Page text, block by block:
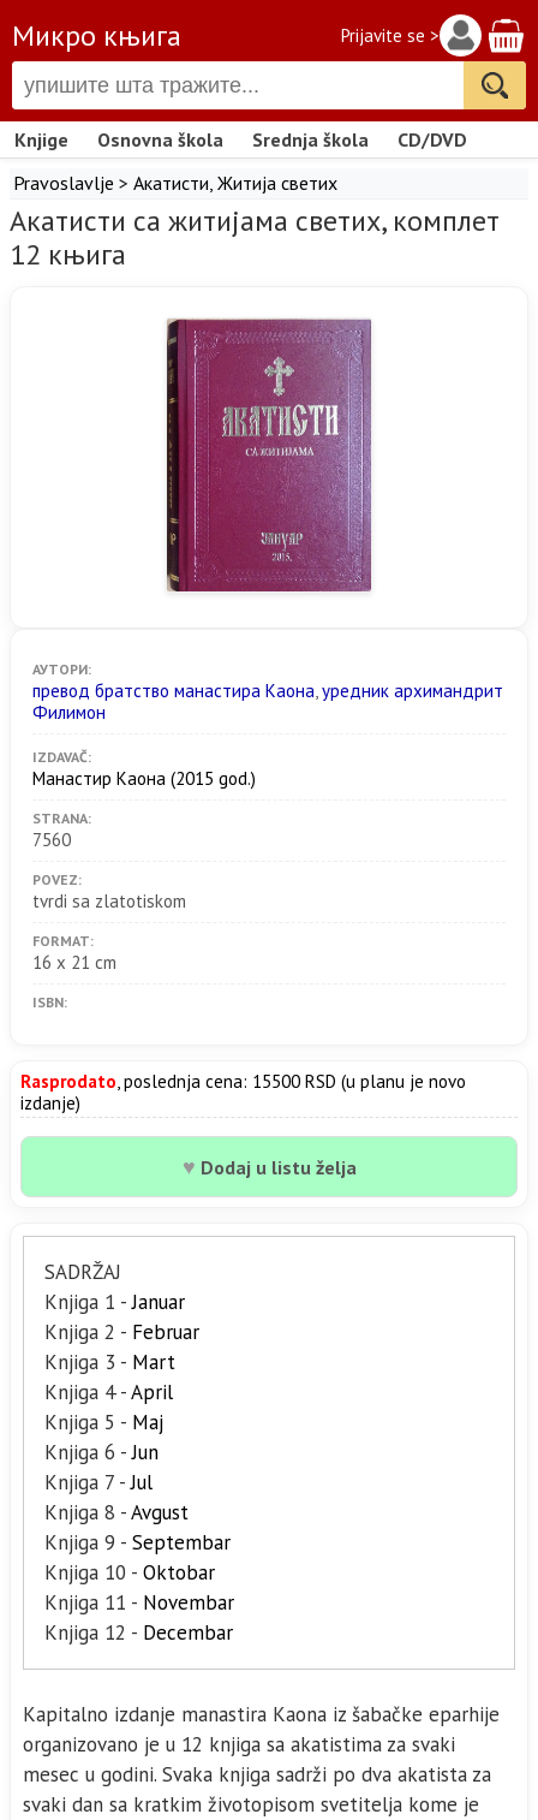
Микро књига Prijavite se >
Knjige Osnovna škola Srednja škola
CD/DVD
Pravoslavlje > Акатисти, Житија светих
Акатисти са житијама светих, комплет
12 књига
АУТОРИ:
превод братство манастира Каона,уредник архимандрит
Филимон
IZDAVAČ:
Манастир Каона (2015 god.)
STRANA:
7560
POVEZ:
tvrdi sa zlatotiskom
FORMAT:
16 x 21 cm
ISBN:
Rasprodato, poslednja cena: 15500 RSD (u planu je novo
izdanje)
♥ Dodaj u listu želja
SADRŽAJ
Knjiga 1 -Januar
Knjiga 2 - Februar
Knjiga 3 - Mart
Knjiga 4 -April
Knjiga 5 - Maj
Knjiga 6 -Jun
Knjiga 7 -Jul
Knjiga 8 -Avgust
Knjiga 9 - Septembar
Knjiga 10 - Oktobar
Knjiga 11 - Novembar
Knjiga 12 - Decembar
Kapitalno izdanje manastira Kaona iz šabačke eparhije
organizovano je u 12 knjiga sa akatistima za svaki
mesec u godini. Svaka knjiga sadrži po dva akatista za
svaki dan sa kratkim životopisom svetitelja kome je